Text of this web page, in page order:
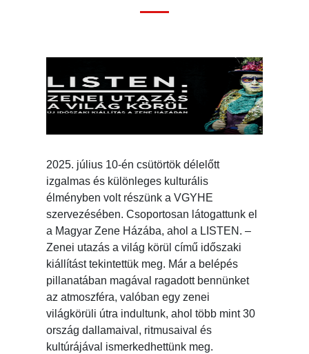
2025. július 10-én csütörtök délelőtt
izgalmas és különleges kulturális
élményben volt részünk a VGYHE
szervezésében. Csoportosan látogattunk el
a Magyar Zene Házába, ahol a LISTEN. –
Zenei utazás a világ körül című időszaki
kiállítást tekintettük meg. Már a belépés
pillanatában magával ragadott bennünket
az atmoszféra, valóban egy zenei
világkörüli útra indultunk, ahol több mint 30
ország dallamaival, ritmusaival és
kultúrájával ismerkedhettünk meg.